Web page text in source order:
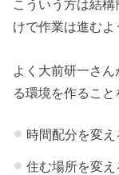
こういう方は結
けで作業は進むよ
よく大前研一さ
る環境を作ること
時間配分を変え
住む場所を変え